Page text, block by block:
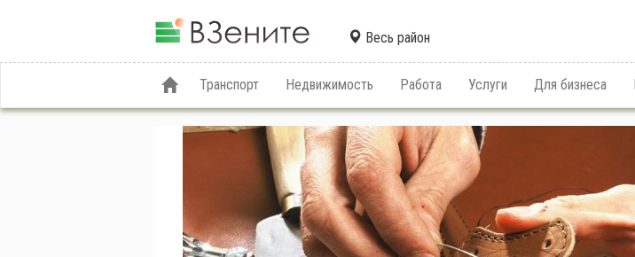
Весь район
Транспорт Недвижимость Работа Услуги Для бизнеса